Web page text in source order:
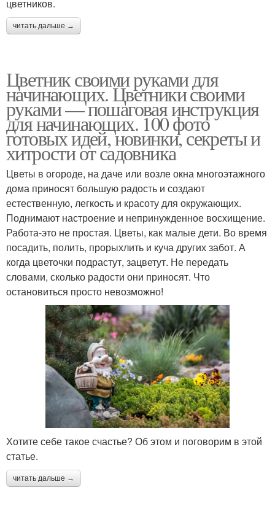
цветников.
читать дальше →
Цветник своими руками для
начинающих. Цветники своими
руками — пошаговая инструкция
для начинающих. 100 фото
готовых идей, новинки, секреты и
хитрости от садовника
Цветы в огороде, на даче или возле окна многоэтажного
дома приносят большую радость и создают
естественную, легкость и красоту для окружающих.
Поднимают настроение и непринужденное восхищение.
Работа-это не простая. Цветы, как малые дети. Во время
посадить, полить, прорыхлить и куча других забот. А
когда цветочки подрастут, зацветут. Не передать
словами, сколько радости они приносят. Что
остановиться просто невозможно!
Хотите себе такое счастье? Об этом и поговорим в этой
статье.
читать дальше →